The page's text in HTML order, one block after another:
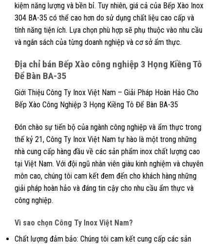
kiệm năng lượng và bền bỉ. Tuy nhiên, giá cả của Bếp Xào Inox
304 BA-35 có thể cao hơn do sử dụng chất liệu cao cấp và
tính năng tiện ích. Lựa chọn phù hợp sẽ phụ thuộc vào nhu cầu
và ngân sách của từng doanh nghiệp và cơ sở ẩm thực.
Địa chỉ bán Bếp Xào công nghiệp 3 Họng Kiềng Tô
Để Bàn BA-35
Giới Thiệu Công Ty Inox Việt Nam – Giải Pháp Hoàn Hảo Cho
Bếp Xào Công Nghiệp 3 Họng Kiềng Tô Để Bàn BA-35
Đón chào sự tiến bộ của ngành công nghiệp và ẩm thực trong
thế kỷ 21, Công Ty Inox Việt Nam tự hào là một trong những
nhà cung cấp hàng đầu về các sản phẩm inox chất lượng cao
tại Việt Nam. Với đội ngũ nhân viên giàu kinh nghiệm và chuyên
môn cao, chúng tôi cam kết đem đến cho khách hàng những
giải pháp hoàn hảo và đáng tin cậy cho nhu cầu ẩm thực và
công nghiệp.
Vì sao chọn Công Ty Inox Việt Nam?
Chất lượng đảm bảo: Chúng tôi cam kết cung cấp các sản